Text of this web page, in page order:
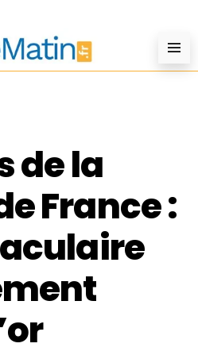
de la
France :